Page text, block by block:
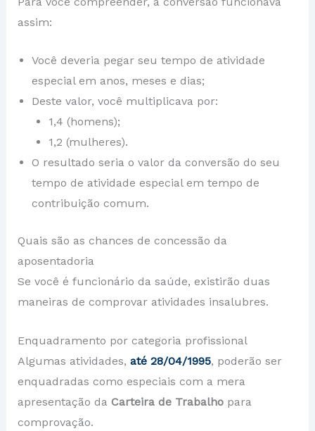
assim:
Você deveria pegar seu tempo de atividade
especial em anos, meses e dias;
Deste valor, você multiplicava por:
1,4 (homens);
1,2 (mulheres).
O resultado seria o valor da conversão do seu
tempo de atividade especial em tempo de
contribuição comum.
Quais são as chances de concessão da
aposentadoria
Se você é funcionário da saúde, existirão duas
maneiras de comprovar atividades insalubres.
Enquadramento por categoria profissional
Algumas atividades, até 28/04/1995, poderão ser
enquadradas como especiais com a mera
apresentação da Carteira de Trabalhopara
comprovação.